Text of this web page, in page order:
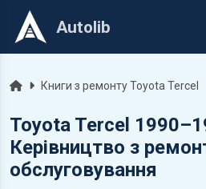
Autolib
ГоловнаКниги з ремонту Toyota Tercel
Toyota Tercel
Керівництво з
обслуговування